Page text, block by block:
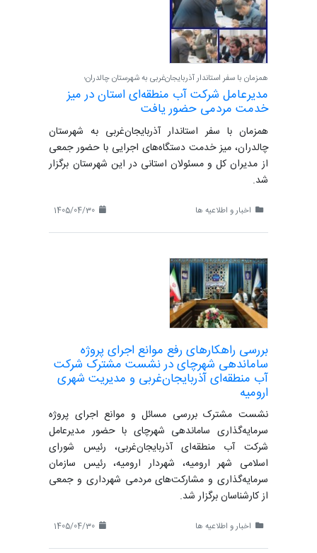
همزمان با سفر استاندار آذربایجان‌غربی به شهرستان چالدران؛
مدیرعامل شرکت آب منطقه‌ای استان در میز
خدمت مردمی حضور یافت
همزمان با سفر استاندار آذربایجان‌غربی به شهرستان
چالدران، میز خدمت دستگاه‌های اجرایی با حضور جمعی
از مدیران کل و مسئولان استانی در این شهرستان برگزار
شد.
اخبار و اطلاعیه ها
بررسی راهکارهای رفع موانع اجرای پروژه
ساماندهی شهرچای در نشست مشترک شرکت
آب منطقه‌ای آذربایجان‌غربی و مدیریت شهری
ارومیه
نشست مشترک بررسی مسائل و موانع اجرای پروژه
سرمایه‌گذاری ساماندهی شهرچای با حضور مدیرعامل
شرکت آب منطقه‌ای آذربایجان‌غربی، رئیس شورای
اسلامی شهر ارومیه، شهردار ارومیه، رئیس سازمان
سرمایه‌گذاری و مشارکت‌های مردمی شهرداری و جمعی
از کارشناسان برگزار شد.
اخبار و اطلاعیه ها